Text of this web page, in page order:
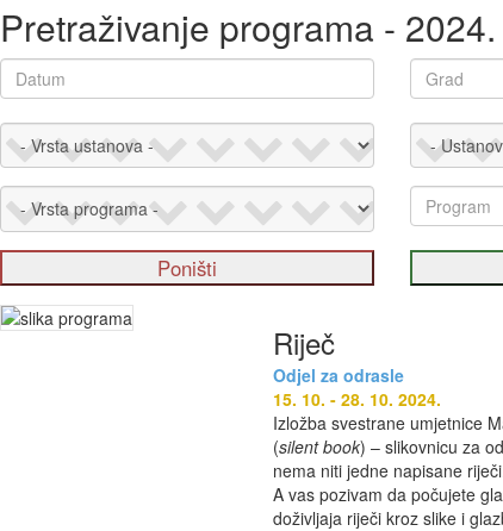
Pretraživanje programa -
Riječ
Odjel za odrasle
15. 10. - 28. 10. 2024.
Izložba svestrane umjetnice
(silent book) – slikovnicu za
nema niti jedne napisane
A vas pozivam da počujete
doživljaja riječi kroz slike i